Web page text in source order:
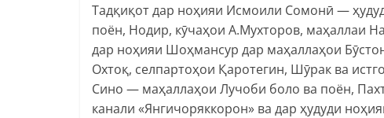
Тадқиқот дар ноҳияи Исмоили Сомонӣ —
поён, Нодир, кӯчаҳои А.Мухторов, маҳаллаи
дар ноҳияи Шоҳмансур дар маҳаллаҳои
Охтоқ, селпартоҳои Қаротегин, Шӯрак ва
Сино — маҳаллаҳои Лучоби боло ва поён,
канали «Янгичоряккорон» ва дар ҳудуди